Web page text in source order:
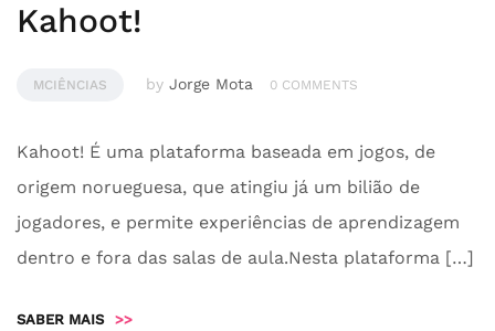
Kahoot!
MCIÊNCIAS by Jorge Mota 0 COMMENTS
Kahoot! É uma plataforma baseada em jogos, de
origem norueguesa, que atingiu já um bilião de
jogadores, e permite experiências de aprendizagem
dentro e fora das salas de aula.Nesta plataforma […]
SABER MAIS >>